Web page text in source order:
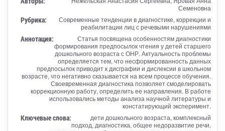
Семеновна
Рубрика:
Современные тенденции в диагностике, коррекции и
реабилитации лиц с речевыми нарушениями
Аннотация:
Статья посвящена особенностям диагностики
формирования предпосылок чтения у детей старшего
дошкольного возраста с ОНР. Актуальность проблемы
определяется тем, что несформированность данных
предпосылок приводит к дисграфии и дислексии в школьном
возрасте, что негативно сказывается на всем процессе обучения.
Своевременная диагностика позволяет смоделировать
коррекционную работу, определить ее направления. В работе
использовались методы анализа научной литературы и
констатирующий эксперимент.
Ключевые слова:
дети дошкольного возраста, комплексный
подход, диагностика, общее недоразвитие речи,